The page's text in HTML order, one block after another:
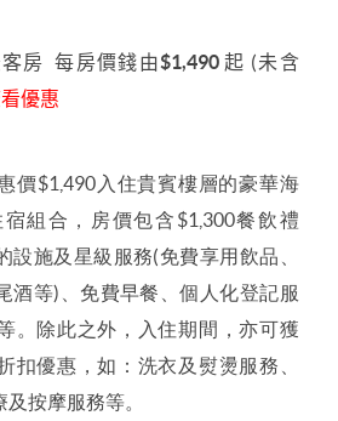
房 每房價錢由$1,490起 (未含
優惠
價$1,490入住貴賓樓層的豪華海
組合，房價包含$1,300餐飲禮
設施及星級服務(免費享用飲品、
酒等)、免費早餐、個人化登記服
。除此之外，入住期間，亦可獲
扣優惠，如：洗衣及熨燙服務、
按摩服務等。